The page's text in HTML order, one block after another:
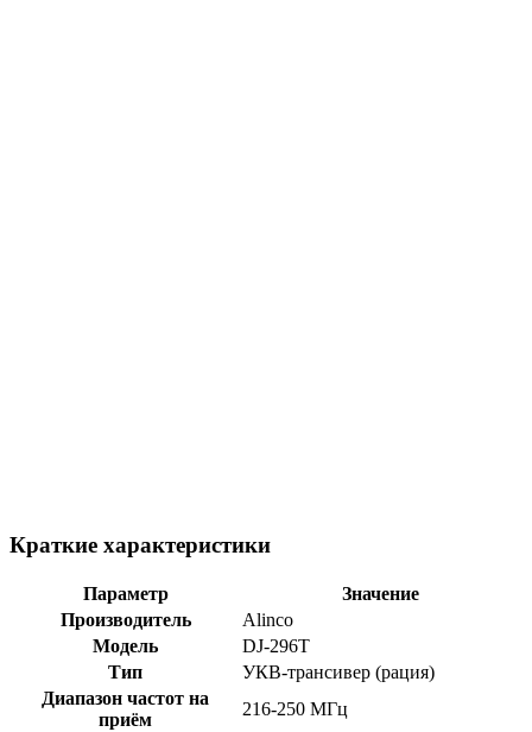
Краткие характеристики
Параметр
Значение
Производитель
Alinco
Модель
DJ-296T
Тип
УКВ-трансивер (рация)
Диапазон частот на
приём
216-250 МГц